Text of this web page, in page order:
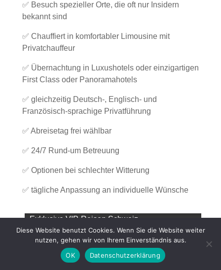
✅ Besuch spezieller Orte, die oft nur Insidern
bekannt sind
✅ Chauffiert in komfortabler Limousine mit
Privatchauffeur
✅ Übernachtung in Luxushotels oder einzigartigen
First Class oder Panoramahotels
✅ gleichzeitig Deutsch-, Englisch- und
Französisch-sprachige Privatführung
✅ Abreisetag frei wählbar
✅ 24/7 Rund-um Betreuung
✅ Optionen bei schlechter Witterung
✅ tägliche Anpassung an individuelle Wünsche
Exklusive VIP-Reisen Schweiz
Diese Website benutzt Cookies. Wenn Sie die Website weiter
nutzen, gehen wir von Ihrem Einverständnis aus.
OK
Datenschutzerklärung